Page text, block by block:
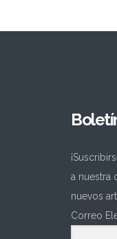
a nuestra
nuevos
Correo